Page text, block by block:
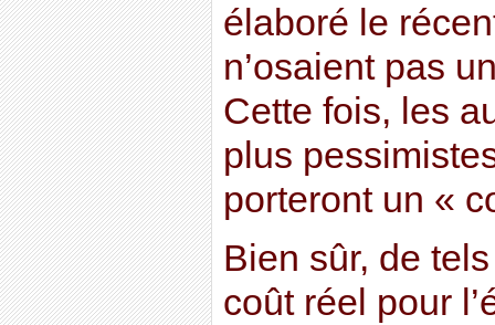
élaboré le
n’osaient pas
Cette fois, les
plus
porteront un «
Bien sûr, de
coût réel pour